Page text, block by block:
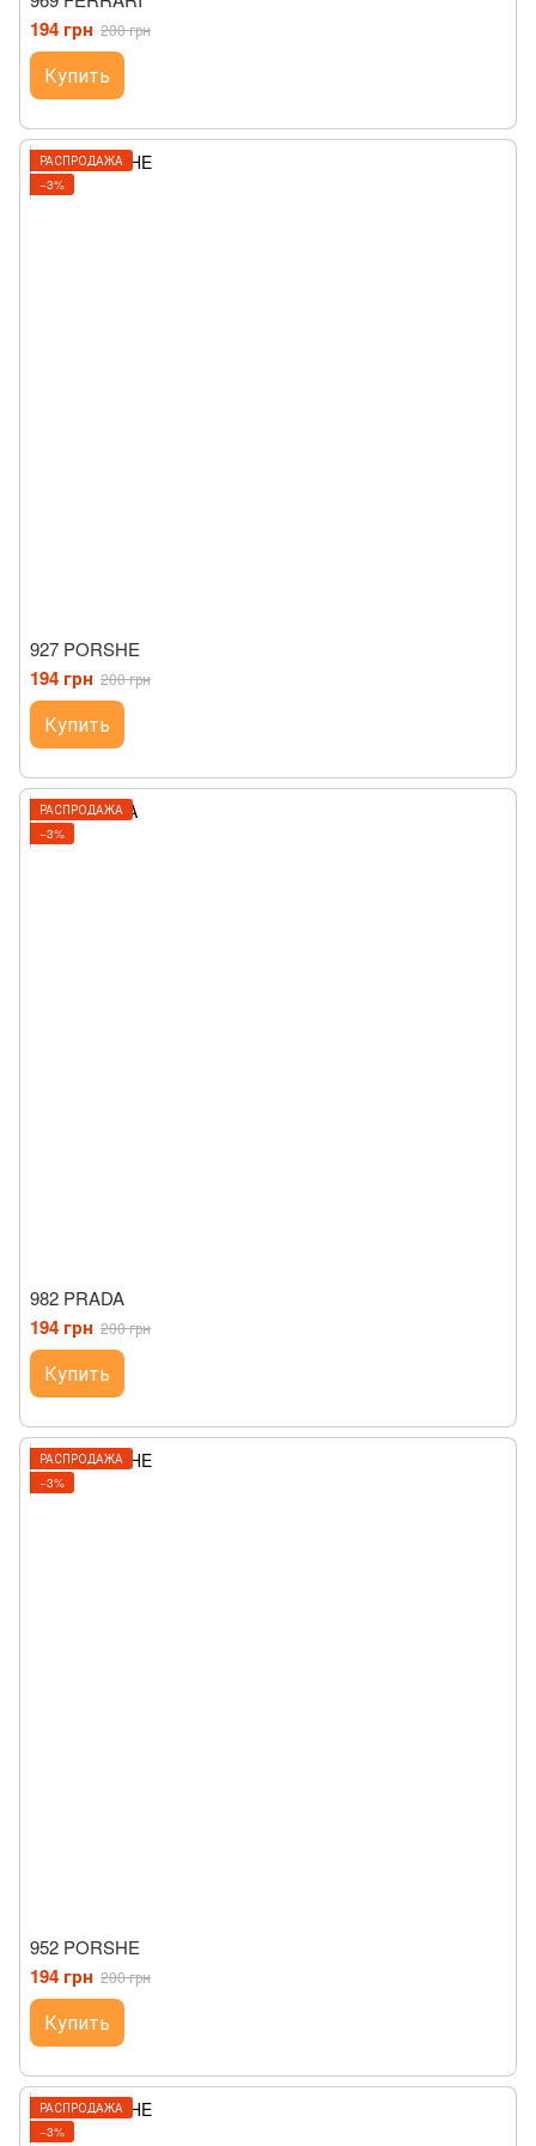
194 грн 200 грн
Купить
РАСПРОДАЖА
−3%
927 PORSHE
194 грн 200 грн
Купить
РАСПРОДАЖА
−3%
982 PRADA
194 грн 200 грн
Купить
РАСПРОДАЖА
−3%
952 PORSHE
194 грн 200 грн
Купить
РАСПРОДАЖА
−3%